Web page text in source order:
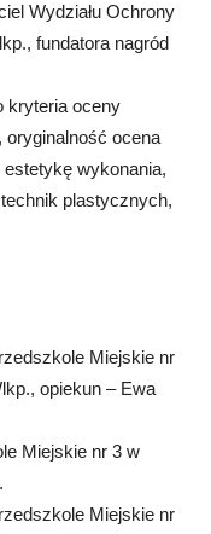
Wydziału Ochrony
fundatora nagród
kryteria oceny
oryginalność ocena
wykonania,
plastycznych,
Miejskie nr
opiekun – Ewa
Miejskie nr 3 w
Miejskie nr